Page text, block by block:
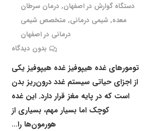
دستگاه گوارش در اصفهان, درمان سرطان
معده,شیمی درمانی, متخصص شیمی
درمانی در اصفهان
بدون دیدگاه
تومورهای غده هیپوفیز غده هیپوفیز یکی
از اجزای حیاتی سیستم غدد درون‌ریز بدن
است که در پایه مغز قرار دارد. این غده
کوچک اما بسیار مهم، بسیاری از
هورمون‌ها را…